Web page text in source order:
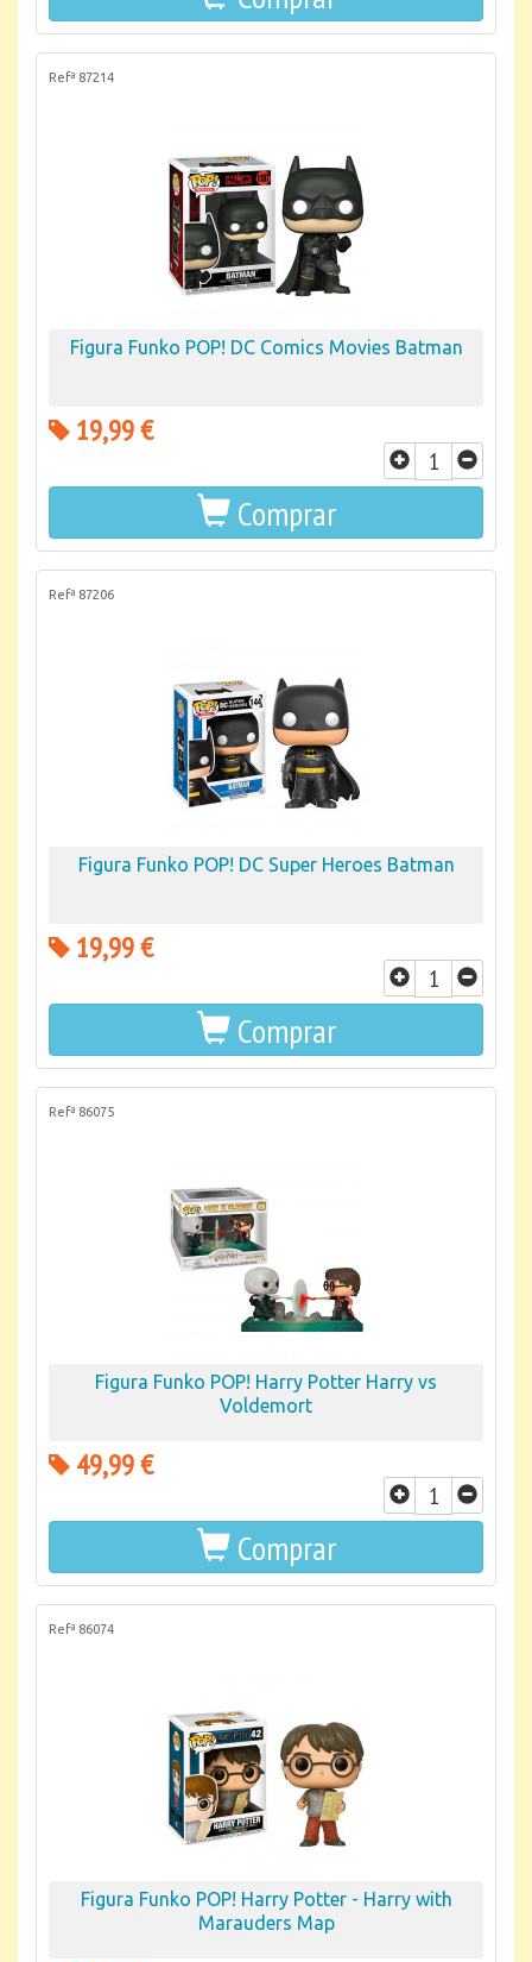
Refª 87214
Figura Funko POP! DC Comics Movies Batman
19,99 €
Comprar
Refª 87206
Figura Funko POP! DC Super Heroes Batman
19,99 €
Comprar
Refª 86075
Figura Funko POP! Harry Potter Harry vs
Voldemort
49,99 €
Comprar
Refª 86074
Figura Funko POP! Harry Potter - Harry with
Marauders Map